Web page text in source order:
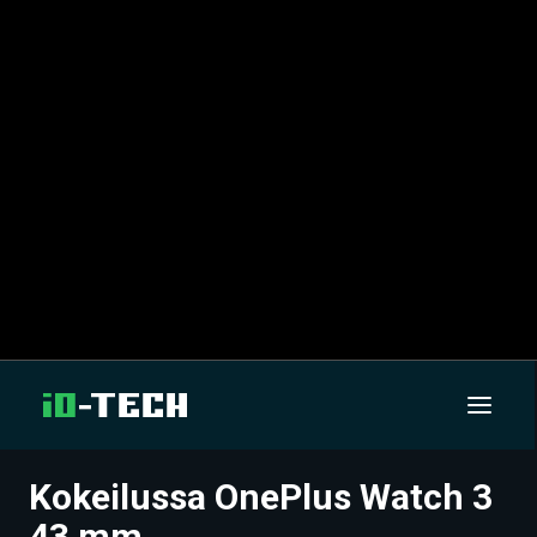
UUTISET
Kokeilussa OnePlus Watch 3